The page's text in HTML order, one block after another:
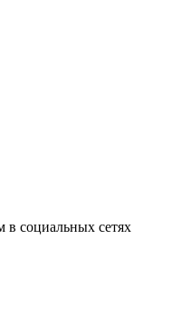
социальных сетях